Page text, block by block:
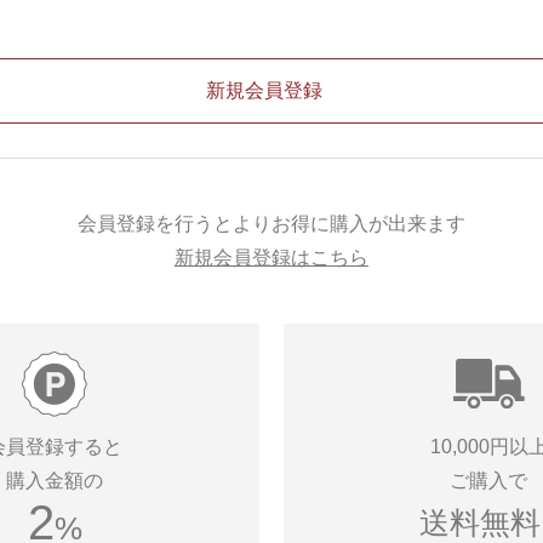
会員登録を行うとよりお得に購入が出来ます
新規会員登録はこちら
員登録すると
購入金額の
2%
10,000円以
ご購入で
送料無